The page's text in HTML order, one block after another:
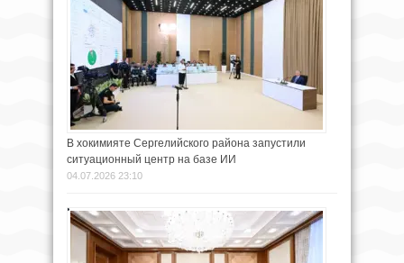
В хокимияте Сергелийского района запустили
ситуационный центр на базе ИИ
04.07.2026 23:10